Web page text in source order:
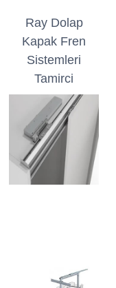
Ray Dolap
Kapak Fren
Sistemleri
Tamirci